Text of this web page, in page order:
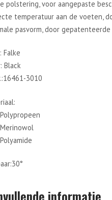
polstering, voor aangepaste
temperatuur aan de voeten,
pasvorm, door
Falke
Black
3010